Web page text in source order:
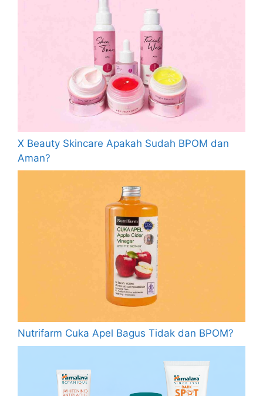
X Beauty Skincare Apakah Sudah BPOM dan
Aman?
Nutrifarm Cuka Apel Bagus Tidak dan BPOM?